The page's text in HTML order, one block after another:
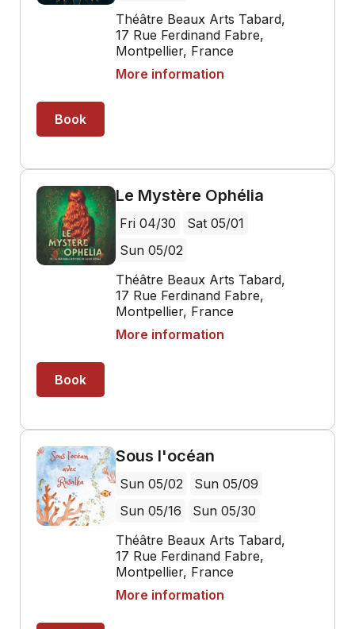
partage son secret le mieux gardé.Arrivera
t-il à échapper au scandale ?Cette pièce
emblématique de l’œuvre d’Oscar Wilde,
dont l’intrigue politique demeure d’une
modernité confondante, n’épargne ni les
part potentiellement tyrannique du
sentiment amoureux.Elle révèle dans toute
sa splendeur le génie intemporel et
subversif d’un auteur qui se plaît à montrer,
dans un festival de mots d’esprit,
d’aphorismes et de paradoxes frisant
bien trompeuses et que l’ordre social ne se
mensonges individuels et collectifs.
Compagnie La Folie Bonsaï
1h10
Public